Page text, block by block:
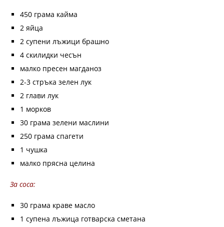
450 грама кайма
2 яйца
2 супени лъжици брашно
4 скилидки чесън
малко пресен магданоз
2-3 стръка зелен лук
2 глави лук
1 морков
30 грама зелени маслини
250 грама спагети
1 чушка
малко прясна целина
За соса:
30 грама краве масло
1 супена лъжица готварска сметана